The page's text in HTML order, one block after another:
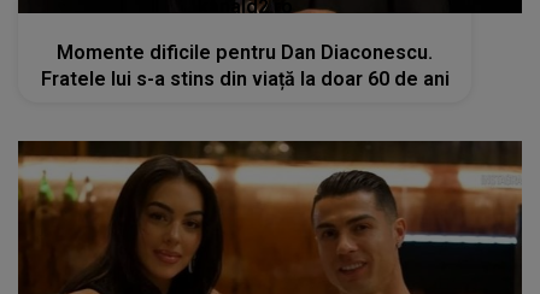
kanald2.ro
Momente dificile pentru Dan Diaconescu.
Fratele lui s-a stins din viață la doar 60 de ani